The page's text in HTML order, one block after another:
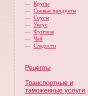
— Крупы
— Соевые продукты
— Соусы
— Уксус
— Фунчеза
— Чай
— Сладости
Рецепты
Транспортные и
таможенные услуги